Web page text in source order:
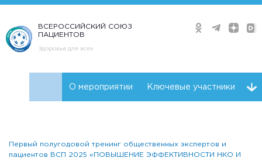
ВСЕРОССИЙСКИЙ СОЮЗ
ПАЦИЕНТОВ
Здоровье для всех
О мероприятии Ключевые участники
Первый полугодовой тренинг общественных экспертов и
пациентов ВСП 2025 «ПОВЫШЕНИЕ ЭФФЕКТИВНОСТИ НКО И